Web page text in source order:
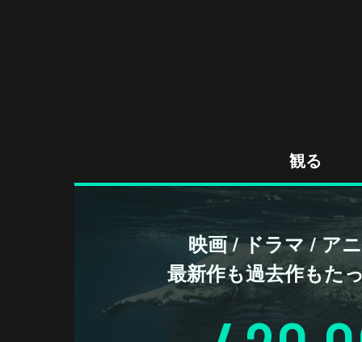
観る
映画 / ドラマ / ア
最新作も過去作もた